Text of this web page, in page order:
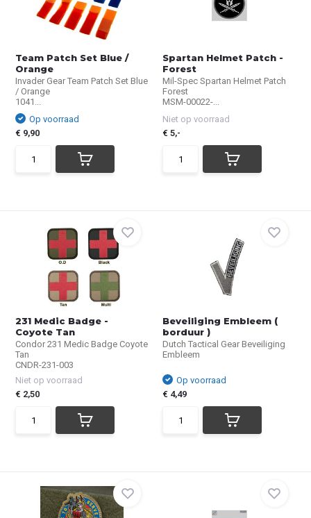
Team Patch Set Blue /
Orange
Invader Gear Team Patch Set Blue
/ Orange
1041...
Op voorraad
€ 9,90
Spartan Helmet Patch -
Forest
Mil-Spec Spartan Helmet Patch
Forest
MSM-00022-...
Niet op voorraad
€ 5,-
231 Medic Badge -
Coyote Tan
Condor 231 Medic Badge Coyote
Tan
CNDR-231-003
Niet op voorraad
€ 2,50
Beveiliging Embleem (
borduur )
Dutch Tactical Gear Beveiliging
Embleem
Op voorraad
€ 4,49